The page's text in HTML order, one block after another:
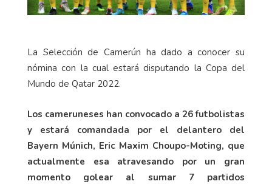
La Selección de Camerún ha dado a conocer su
nómina con la cual estará disputando la Copa del
Mundo de Qatar 2022.
Los cameruneses han convocado a 26 futbolistas
y estará comandada por el delantero del
Bayern Múnich, Eric Maxim Choupo-Moting, que
actualmente esa atravesando por un gran
momento golear al sumar 7 partidos